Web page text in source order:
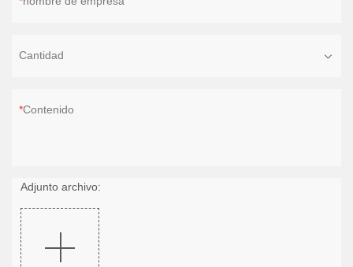
Cantidad
Contenido
Adjunto archivo: